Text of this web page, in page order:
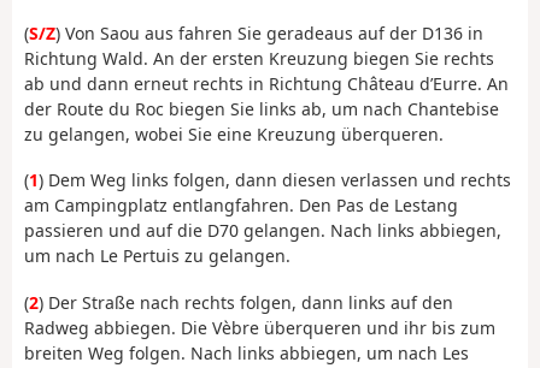
(S/Z) Von Saou aus fahren Sie geradeaus auf der D136 in
Richtung Wald. An der ersten Kreuzung biegen Sie rechts
ab und dann erneut rechts in Richtung Château d’Eurre. An
der Route du Roc biegen Sie links ab, um nach Chantebise
zu gelangen, wobei Sie eine Kreuzung überqueren.
(1) Dem Weg links folgen, dann diesen verlassen und rechts
am Campingplatz entlangfahren. Den Pas de Lestang
passieren und auf die D70 gelangen. Nach links abbiegen,
um nach Le Pertuis zu gelangen.
(2) Der Straße nach rechts folgen, dann links auf den
Radweg abbiegen. Die Vèbre überqueren und ihr bis zum
breiten Weg folgen. Nach links abbiegen, um nach Les